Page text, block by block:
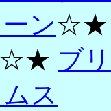
ン
☆★ ブ
ス